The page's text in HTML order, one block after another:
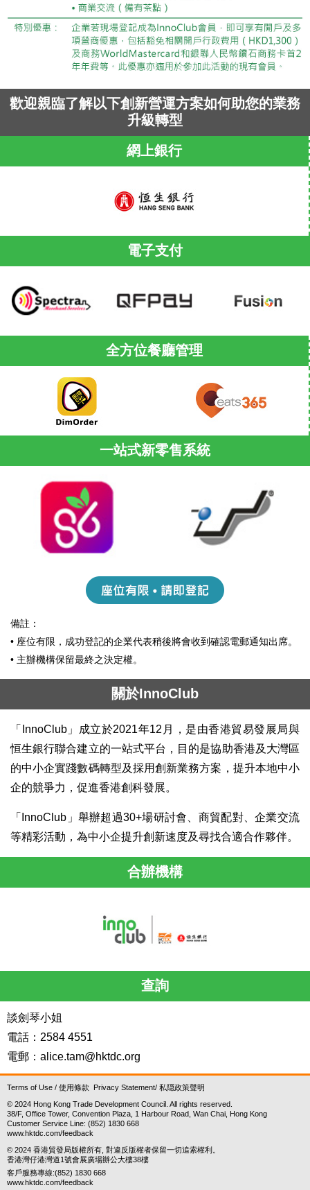
歡迎親臨了解以下創新營運方案如何助您的業務
升級轉型
網上銀行
電子支付
全方位餐廳管理
一站式新零售系統
備註：
• 座位有限，成功登記的企業代表稍後將會收到確認電郵通知出席。
• 主辦機構保留最終之決定權。
關於InnoClub
「InnoClub」成立於2021年12月，是由香港貿易發展局與
恒生銀行聯合建立的一站式平台，目的是協助香港及大灣區
的中小企實踐數碼轉型及採用創新業務方案，提升本地中小
企的競爭力，促進香港創科發展。
「InnoClub」舉辦超過30+場研討會、商貿配對、企業交流
等精彩活動，為中小企提升創新速度及尋找合適合作夥伴。
合辦機構
查詢
談劍琴小姐
電話：2584 4551
電郵： alice.tam@hktdc.org
Terms of Use / 使用條款 Privacy Statement/ 私隠政策聲明
© 2024 Hong Kong Trade Development Council. All rights reserved.
38/F, Office Tower, Convention Plaza, 1 Harbour Road, Wan Chai, Hong Kong
Customer Service Line: (852) 1830 668
www.hktdc.com/feedback
© 2024 香港貿發局版權所有, 對違反版權者保留一切追索權利。
香港灣仔港灣道1號會展廣場辦公大樓38樓
客戶服務專線:(852) 1830 668
www.hktdc.com/feedback